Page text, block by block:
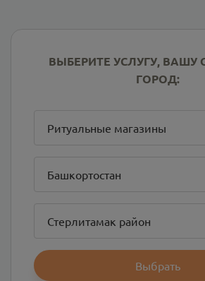
ВЫБЕРИТЕ УСЛУГУ, ВАШУ
ГОРОД:
Ритуальные магазины
Башкортостан
Стерлитамак район
Выбрать